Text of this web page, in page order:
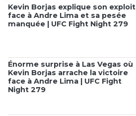
Kevin Borjas explique son exploit
face à Andre Lima et sa pesée
manquée | UFC Fight Night 279
Énorme surprise à Las Vegas où
Kevin Borjas arrache la victoire
face à Andre Lima | UFC Fight
Night 279